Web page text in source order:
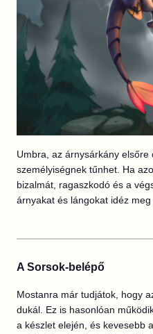
Umbra, az árnysárkány elsőre
személyiségnek tűnhet. Ha
bizalmát, ragaszkodó és a
árnyakat és lángokat idéz
A Sorsok-belépő
Mostanra már tudjátok, hogy
dukál. Ez is hasonlóan
a készlet elején, és kevesebb